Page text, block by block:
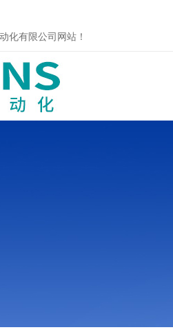
化有限公司网站！